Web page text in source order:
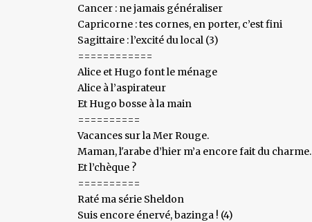
Cancer : ne jamais généraliser
Capricorne : tes cornes, en porter, c’est fini
Sagittaire : l’excité du local (3)
============
Alice et Hugo font le ménage
Alice à l’aspirateur
Et Hugo bosse à la main
==========
Vacances sur la Mer Rouge.
Maman, l'arabe d’hier m’a encore fait du charme.
Et l’chèque ?
==========
Raté ma série Sheldon
Suis encore énervé, bazinga ! (4)